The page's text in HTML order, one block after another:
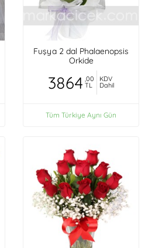
Fuşya 2 dal Phalaenopsis
Orkide
3864 ,00
TL
KDV
Dahil
Tüm Türkiye Aynı Gün